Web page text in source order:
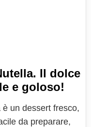
Il dolce
e goloso!
un dessert fresco,
da preparare,